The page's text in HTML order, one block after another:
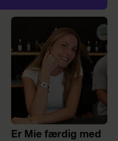
Er Mie færdig med